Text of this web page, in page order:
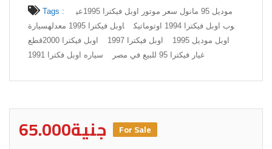
Tags : موديل 95 مانول سعر موتور اوبل فيكترا 1995
عي
وب اوبل فيكترا 1994 اوتوماتيك
اوبل فيكترا 1995 معدله
سيارة
اوبل موديل 1995
اوبل فيكترا 1997 اوبل فيكترا 2000
قطع
غيار فيكترا 95 للبيع في مصر
سياره اوبل فكترا 1991
65.000جنية For Sale